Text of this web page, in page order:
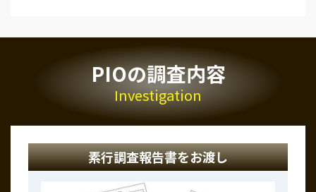
PIOの調査内容
Investigation
素行調査報告書をお渡し